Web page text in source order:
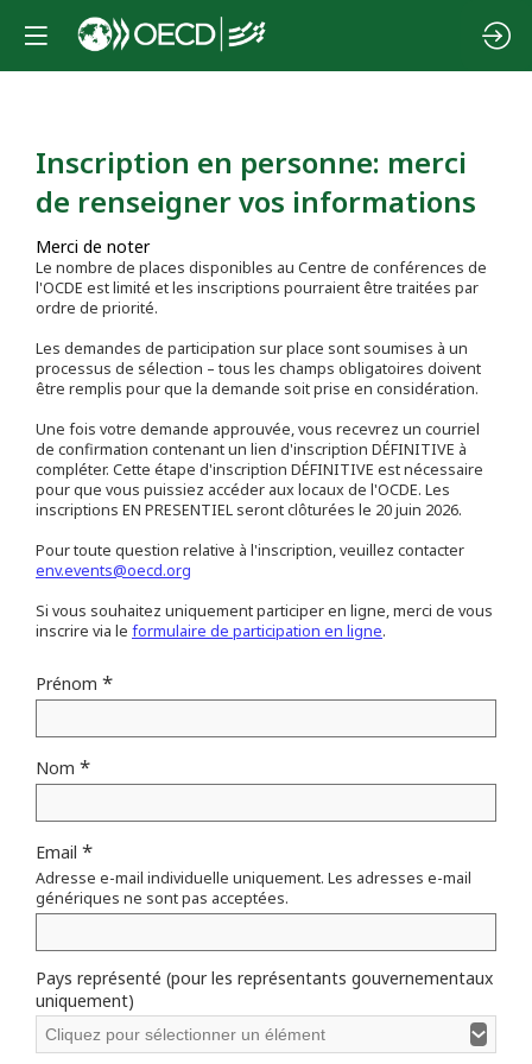
Inscription en personne: merci
de renseigner vos informations
Merci de noter
Le nombre de places disponibles au Centre de conférences de
l'OCDE est limité et les inscriptions pourraient être traitées par
ordre de priorité.
Les demandes de participation sur place sont soumises à un
processus de sélection – tous les champs obligatoires doivent
être remplis pour que la demande soit prise en considération.
Une fois votre demande approuvée, vous recevrez un courriel
de confirmation contenant un lien d'inscription DÉFINITIVE à
compléter. Cette étape d'inscription DÉFINITIVE est nécessaire
pour que vous puissiez accéder aux locaux de l'OCDE. Les
inscriptions EN PRESENTIEL seront clôturées le 20 juin 2026.
Pour toute question relative à l'inscription, veuillez contacter
env.events@oecd.org
Si vous souhaitez uniquement participer en ligne, merci de vous
inscrire via le formulaire de participation en ligne.
Prénom *
Nom *
Email *
Adresse e-mail individuelle uniquement. Les adresses e-mail
génériques ne sont pas acceptées.
Pays représenté (pour les représentants gouvernementaux
uniquement)
Cliquez pour sélectionner un élément